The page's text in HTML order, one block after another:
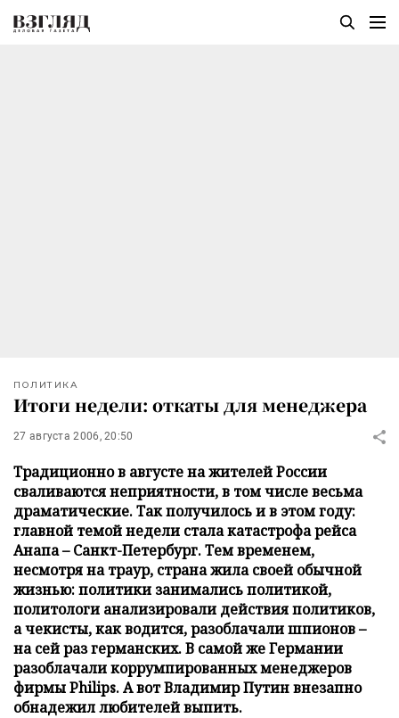
ПОЛИТИКА
Итоги недели: откаты для менеджера
27 августа 2006, 20:50
Традиционно в августе на жителей России
сваливаются неприятности, в том числе весьма
драматические. Так получилось и в этом году:
главной темой недели стала катастрофа рейса
Анапа – Санкт-Петербург. Тем временем,
несмотря на траур, страна жила своей обычной
жизнью: политики занимались политикой,
политологи анализировали действия политиков,
а чекисты, как водится, разоблачали шпионов –
на сей раз германских. В самой же Германии
разоблачали коррумпированных менеджеров
фирмы Philips. А вот Владимир Путин внезапно
обнадежил любителей выпить.